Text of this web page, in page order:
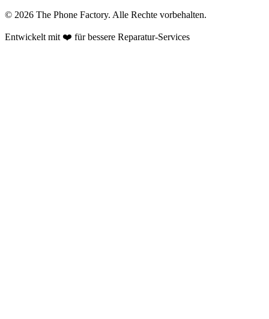
© 2026 The Phone Factory. Alle Rechte vorbehalten.
Entwickelt mit ❤️ für bessere Reparatur-Services